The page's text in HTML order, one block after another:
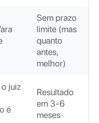
Sem prazo
limite (mas
quanto
antes,
melhor)
juiz
é
Resultado
em 3-6
meses